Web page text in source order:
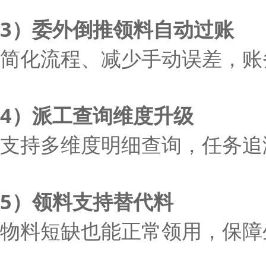
3）委外倒推领料自动过账
简化流程、减少手动误差，
4）派工查询维度升级
支持多维度明细查询，任务
5）领料支持替代料
物料短缺也能正常领用，保